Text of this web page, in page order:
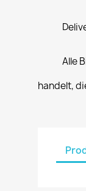
Alle
handelt,